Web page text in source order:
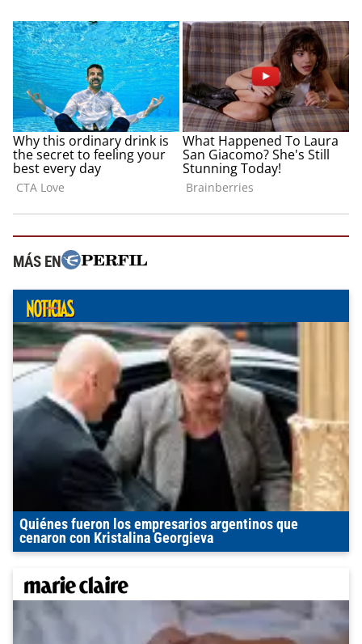
MÁS EN
Quiénes fueron los empresarios argentinos que
cenaron con Kristalina Georgieva